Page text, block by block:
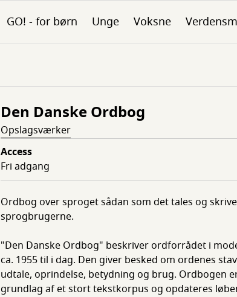
GO! - for børn Unge Voksne
Den Danske Ordbog
Opslagsværker
Access
Fri adgang
Ordbog over sproget sådan som det tales og
sprogbrugerne.
"Den Danske Ordbog" beskriver ordforrådet i
ca. 1955 til i dag. Den giver besked om ordenes
udtale, oprindelse, betydning og brug. Ordbogen
grundlag af et stort tekstkorpus og opdateres